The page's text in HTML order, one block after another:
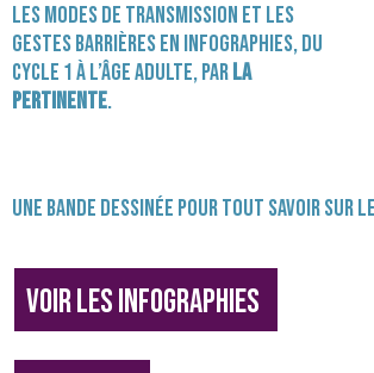
Les modes de transmission et les
gestes barrières en infographies, du
cycle 1 à l’âge adulte, parLa
Pertinente.
Une bande dessinée pour tout savoir sur
Voir les infographies